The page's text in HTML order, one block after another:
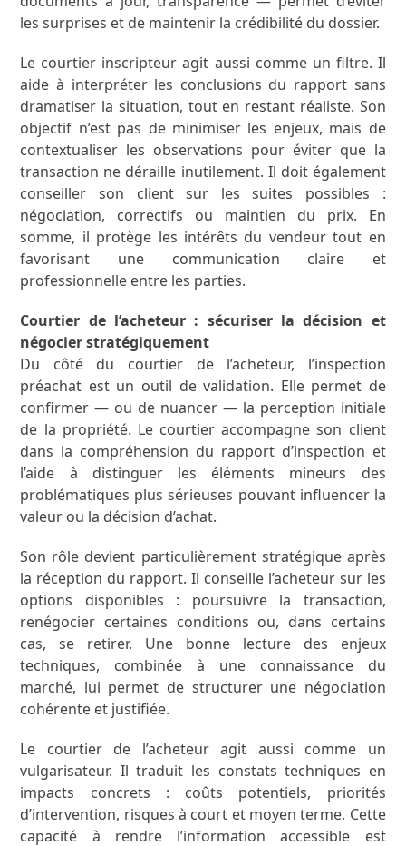
les surprises et de maintenir la crédibilité du dossier.
Le courtier inscripteur agit aussi comme un filtre. Il
aide à interpréter les conclusions du rapport sans
dramatiser la situation, tout en restant réaliste. Son
objectif n’est pas de minimiser les enjeux, mais de
contextualiser les observations pour éviter que la
transaction ne déraille inutilement. Il doit également
conseiller son client sur les suites possibles :
négociation, correctifs ou maintien du prix. En
somme, il protège les intérêts du vendeur tout en
favorisant une communication claire et
professionnelle entre les parties.
Courtier de l’acheteur : sécuriser la décision et
négocier stratégiquement
Du côté du courtier de l’acheteur, l’inspection
préachat est un outil de validation. Elle permet de
confirmer — ou de nuancer — la perception initiale
de la propriété. Le courtier accompagne son client
dans la compréhension du rapport d’inspection et
l’aide à distinguer les éléments mineurs des
problématiques plus sérieuses pouvant influencer la
valeur ou la décision d’achat.
Son rôle devient particulièrement stratégique après
la réception du rapport. Il conseille l’acheteur sur les
options disponibles : poursuivre la transaction,
renégocier certaines conditions ou, dans certains
cas, se retirer. Une bonne lecture des enjeux
techniques, combinée à une connaissance du
marché, lui permet de structurer une négociation
cohérente et justifiée.
Le courtier de l’acheteur agit aussi comme un
vulgarisateur. Il traduit les constats techniques en
impacts concrets : coûts potentiels, priorités
d’intervention, risques à court et moyen terme. Cette
capacité à rendre l’information accessible est